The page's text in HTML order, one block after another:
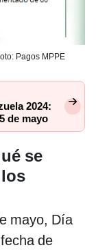
Pagos MPPE
2024:
de mayo
se
mayo, Día
de